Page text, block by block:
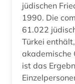
jüdischen
1990. Die computergestützte Datenbank, die
61.022
Türkei
akademische
ist das